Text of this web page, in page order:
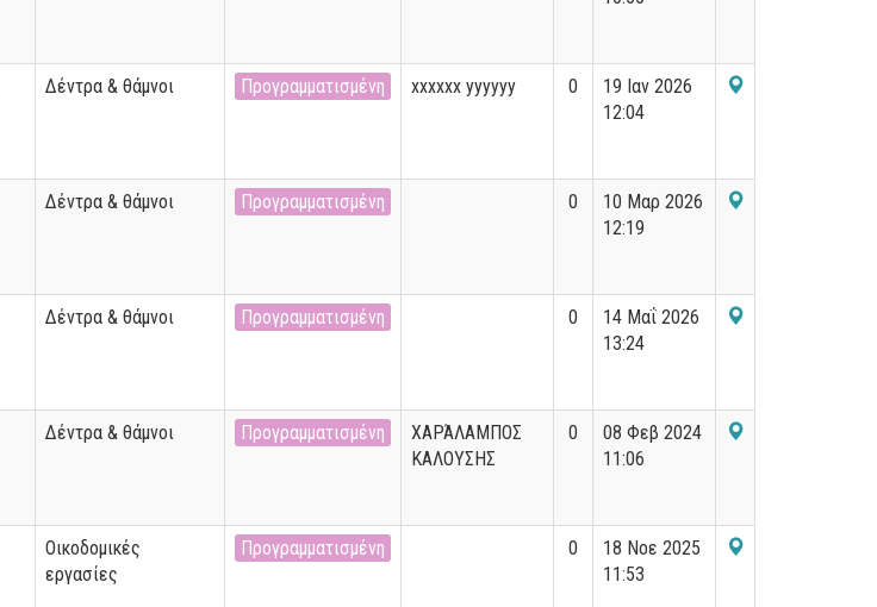
Δέντρα & θάμνοι Προγραμματισμένη xxxxxx yyyyyy 0
19 Ιαν 2026
12:04
Δέντρα & θάμνοι Προγραμματισμένη 0
10 Μαρ 2026
12:19
Δέντρα & θάμνοι Προγραμματισμένη 0
14 Μαΐ 2026
13:24
Δέντρα & θάμνοι Προγραμματισμένη
ΧΑΡΆΛΑΜΠΟΣ
ΚΑΛΟΥΣΗΣ
0
08 Φεβ 2024
11:06
Οικοδομικές
εργασίες
Προγραμματισμένη 0
18 Νοε 2025
11:53